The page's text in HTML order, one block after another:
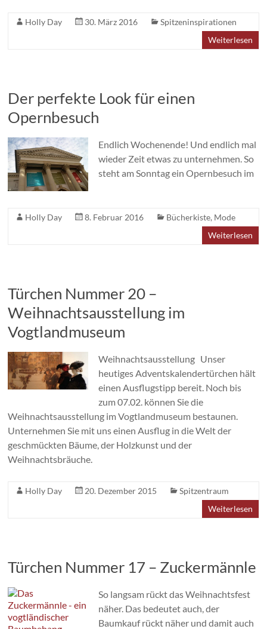
Holly Day 30. März 2016
Spitzeninspirationen
Weiterlesen
Der perfekte Look für einen
Opernbesuch
Endlich Wochenende! Und endlich mal
wieder Zeit etwas zu unternehmen. So
steht am Sonntag ein Opernbesuch im
Holly Day 8. Februar 2016 Bücherkiste, Mode
Weiterlesen
Türchen Nummer 20 –
Weihnachtsausstellung im
Vogtlandmuseum
Weihnachtsausstellung Unser
heutiges Adventskalendertürchen hält
einen Ausflugstipp bereit. Noch bis
zum 07.02. können Sie die
Weihnachtsausstellung im Vogtlandmuseum bestaunen.
Unternehmen Sie mit uns einen Ausflug in die Welt der
geschmückten Bäume, der Holzkunst und der
Weihnachtsbräuche.
Holly Day 20. Dezember 2015
Spitzentraum
Weiterlesen
Türchen Nummer 17 – Zuckermännle
So langsam rückt das Weihnachtsfest
näher. Das bedeutet auch, der
Baumkauf rückt näher und damit auch